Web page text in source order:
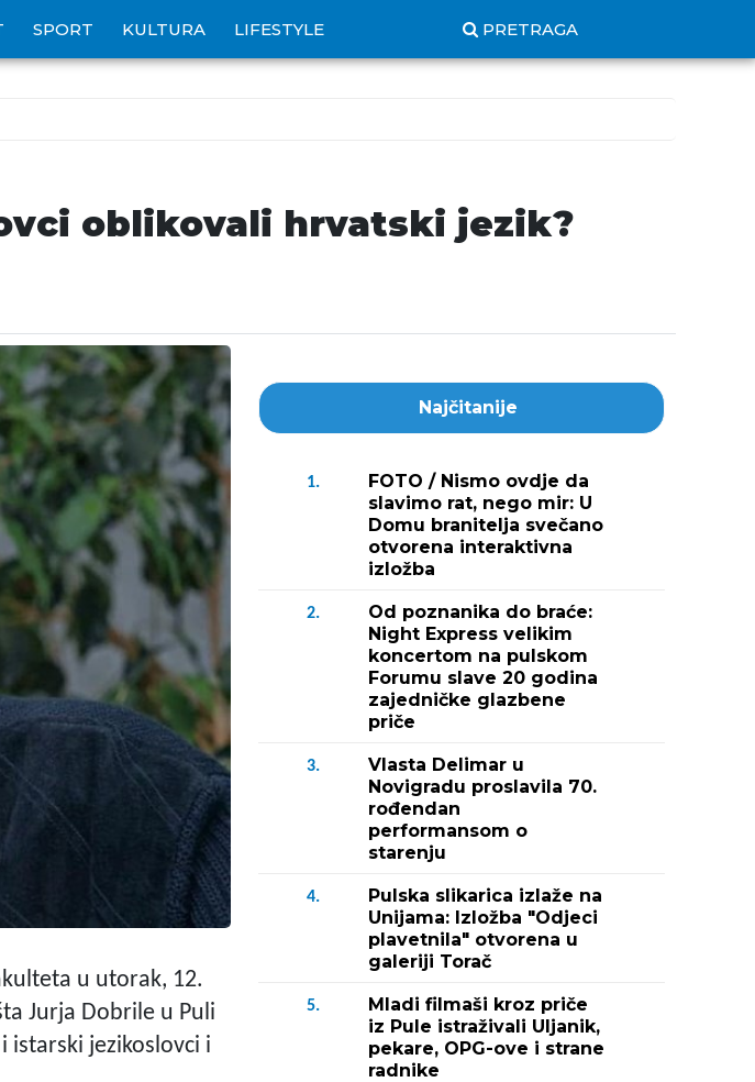
SPORT KULTURA LIFESTYLE PRETRAGA
oblikovali hrvatski jezik?
u utorak, 12.
Jurja Dobrile u Puli
istarski jezikoslovci i
Najčitanije
1.
FOTO / Nismo ovdje da
slavimo rat, nego mir: U
Domu branitelja svečano
otvorena interaktivna
izložba
2.
Od poznanika do braće:
Night Express velikim
koncertom na pulskom
Forumu slave 20 godina
zajedničke glazbene
priče
3.
Vlasta Delimar u
Novigradu proslavila 70.
rođendan
performansom o
starenju
4.
Pulska slikarica izlaže na
Unijama: Izložba "Odjeci
plavetnila" otvorena u
galeriji Torač
5.
Mladi filmaši kroz priče
iz Pule istraživali Uljanik,
pekare, OPG-ove i strane
radnike